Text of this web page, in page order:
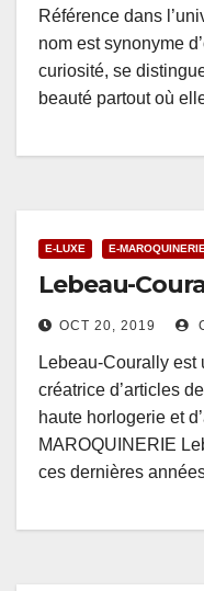
Référence dans
nom est synonyme
curiosité, se
beauté partout où
E-LUXE E-
Lebeau-
OCT 20, 2019
Lebeau-Courally est
créatrice d’articles
haute horlogerie et
MAROQUINERIE
ces dernières